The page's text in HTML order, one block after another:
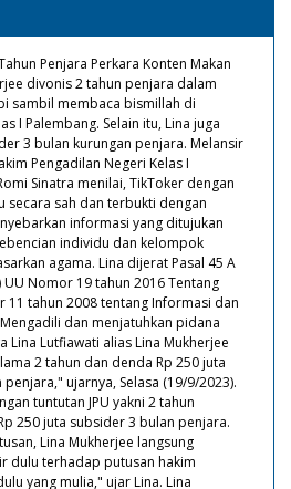
Penjara Perkara Konten Makan
divonis 2 tahun penjara dalam
sambil membaca bismillah di
I Palembang. Selain itu, Lina juga
3 bulan kurungan penjara. Melansir
Pengadilan Negeri Kelas I
Sinatra menilai, TikToker dengan
secara sah dan terbukti dengan
informasi yang ditujukan
individu dan kelompok
agama. Lina dijerat Pasal 45 A
UU Nomor 19 tahun 2016 Tentang
11 tahun 2008 tentang Informasi dan
dan menjatuhkan pidana
Lutfiawati alias Lina Mukherjee
2 tahun dan denda Rp 250 juta
ujarnya, Selasa (19/9/2023).
tuntutan JPU yakni 2 tahun
250 juta subsider 3 bulan penjara.
Lina Mukherjee langsung
dulu terhadap putusan hakim
yang mulia," ujar Lina. Lina